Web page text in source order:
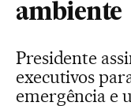
ambiente
Presidente
executivos
emergência e